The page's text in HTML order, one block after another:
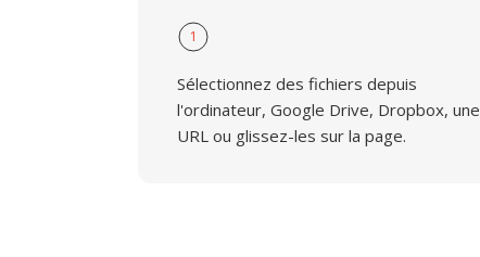
1
Sélectionnez des fichiers depuis
l'ordinateur, Google Drive, Dropbox, une
URL ou glissez-les sur la page.